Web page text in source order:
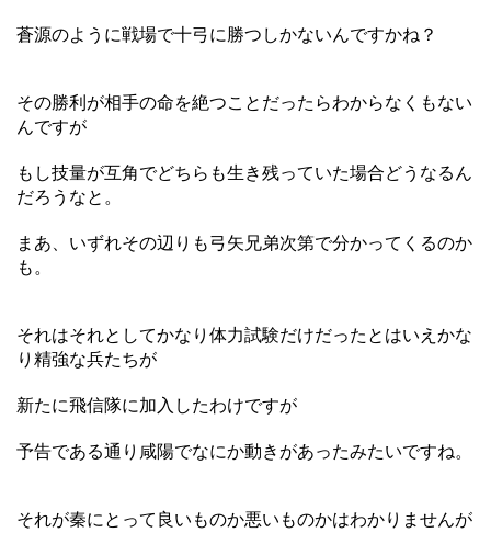
蒼源のように戦場で十弓に勝つしかないんですかね？
その勝利が相手の命を絶つことだったらわからなくもない
んですが
もし技量が互角でどちらも生き残っていた場合どうなるん
だろうなと。
まあ、いずれその辺りも弓矢兄弟次第で分かってくるのか
も。
それはそれとしてかなり体力試験だけだったとはいえかな
り精強な兵たちが
新たに飛信隊に加入したわけですが
予告である通り咸陽でなにか動きがあったみたいですね。
それが秦にとって良いものか悪いものかはわかりませんが